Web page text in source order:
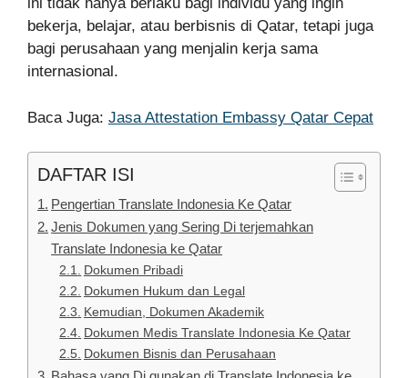
bekerja, belajar, atau berbisnis di Qatar, tetapi juga
bagi perusahaan yang menjalin kerja sama
internasional.
Baca Juga: Jasa Attestation Embassy Qatar Cepat
DAFTAR ISI
Pengertian Translate Indonesia Ke Qatar
Jenis Dokumen yang Sering Di terjemahkan
Translate Indonesia ke Qatar
Dokumen Pribadi
Dokumen Hukum dan Legal
Kemudian, Dokumen Akademik
Dokumen Medis Translate Indonesia Ke Qatar
Dokumen Bisnis dan Perusahaan